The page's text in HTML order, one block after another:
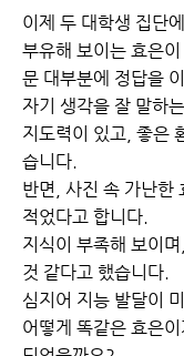
이제 두 대학생 집단
부유해 보이는 효은
문 대부분에 정답을
자기 생각을 잘 말하
지도력이 있고, 좋은
습니다.
반면, 사진 속 가난한
적었다고 합니다.
지식이 부족해 보이
것 같다고 했습니다.
심지어 지능 발달이
어떻게 똑같은 효은